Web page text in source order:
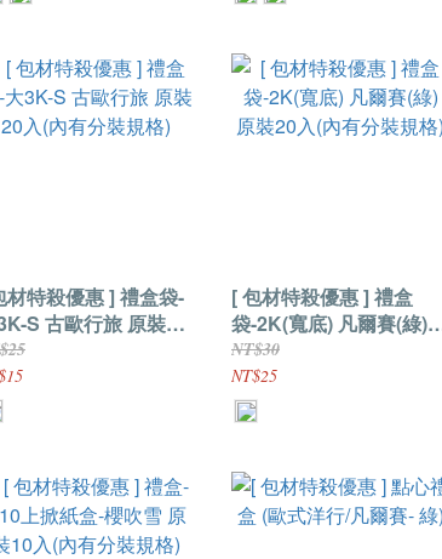
特殺優惠 ] 禮盒袋-
S 古歐行旅 原裝20
有分裝規格)
[ 包材特殺優惠 ] 禮盒
袋-2K(寬底) 凡爾賽(綠)
原裝20入(內有分裝規格)
NT$30
NT$25